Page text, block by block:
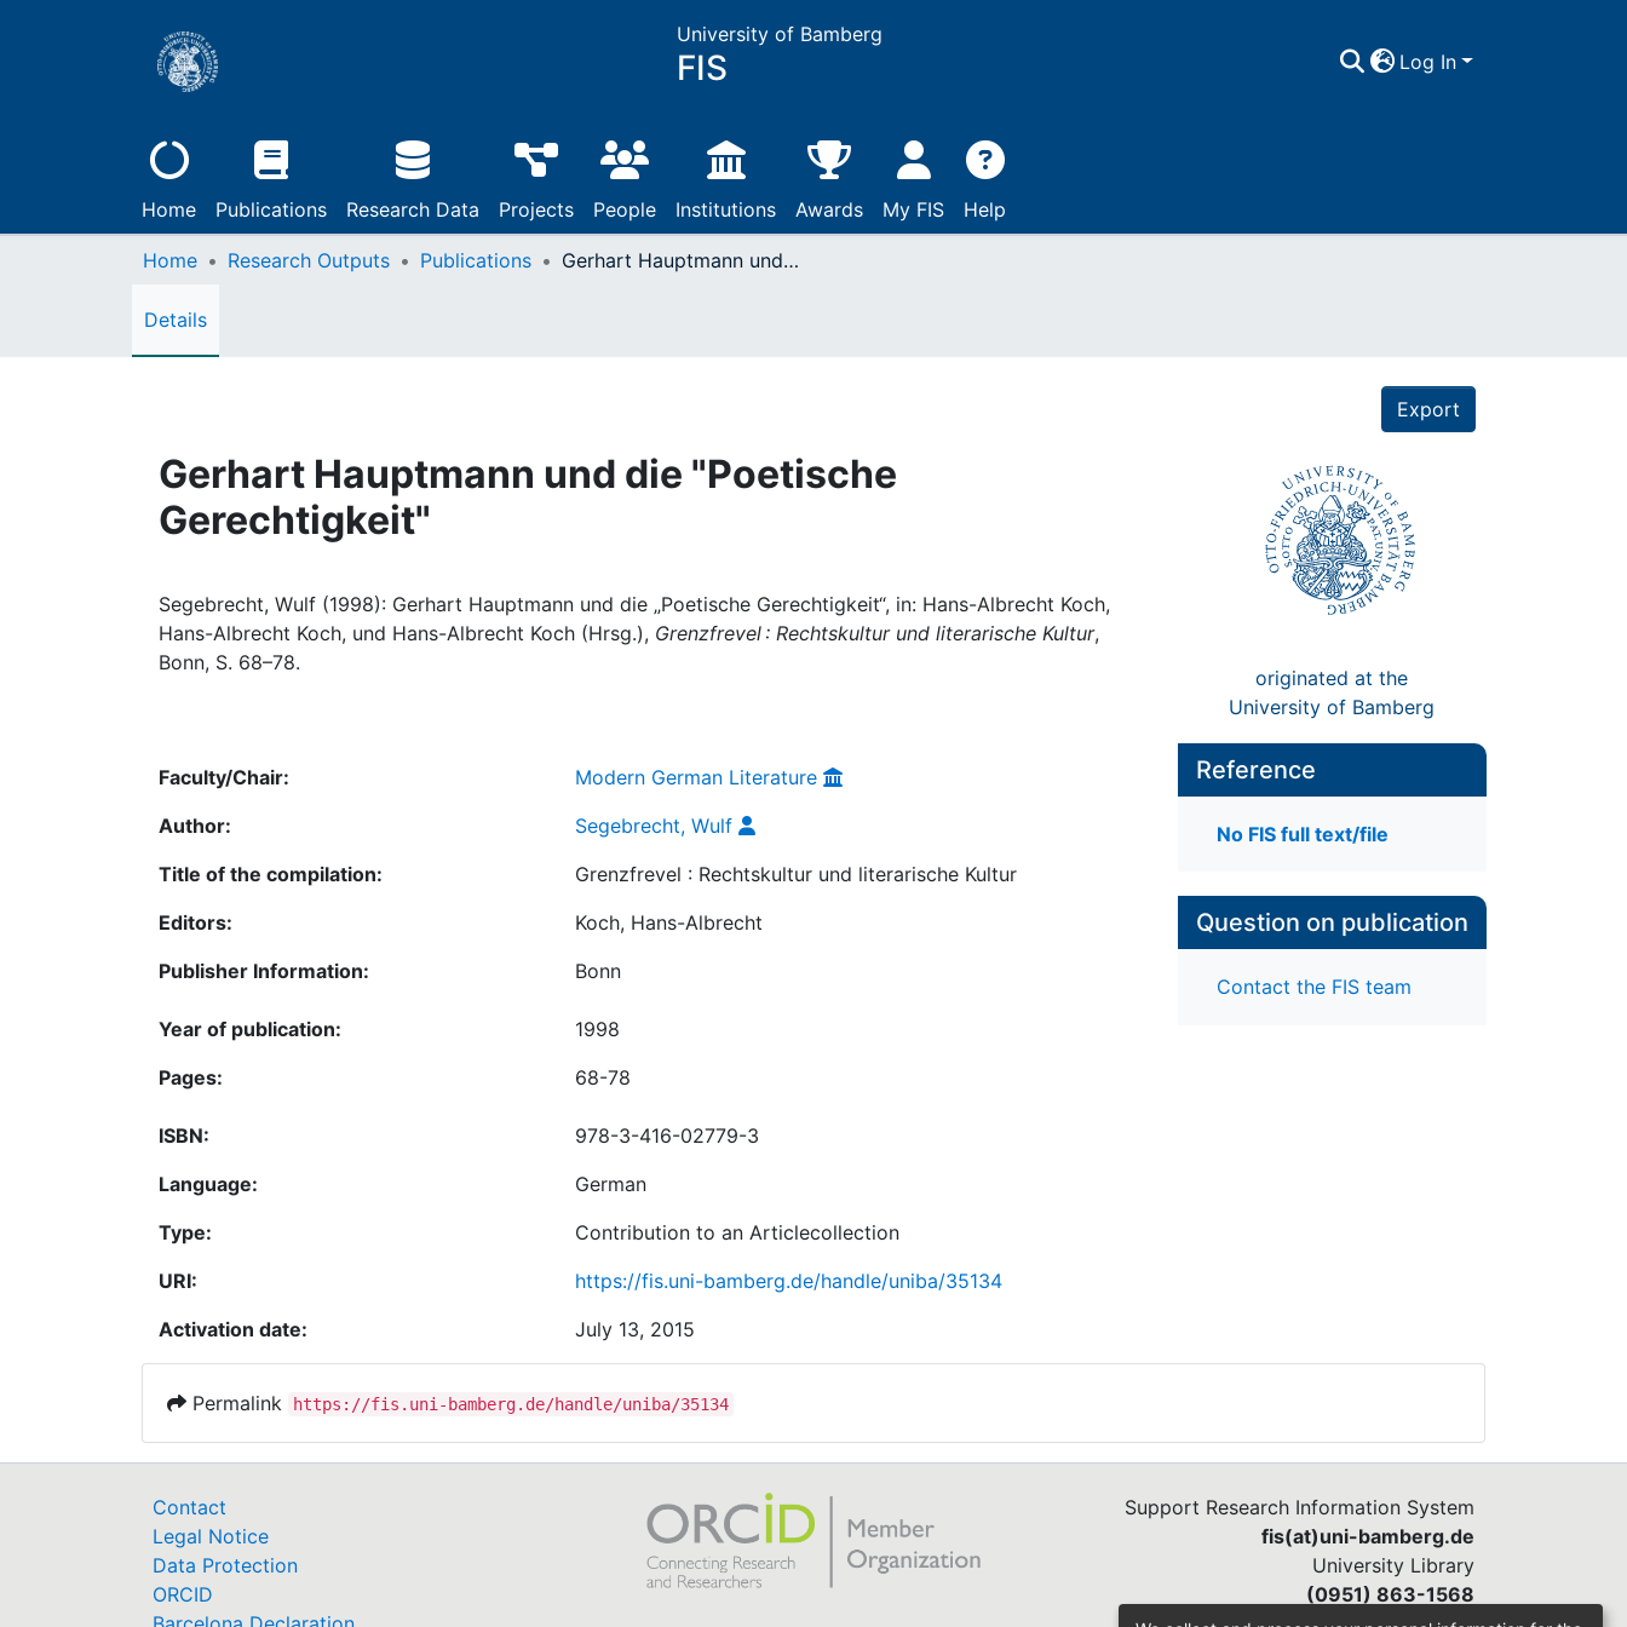
University of Bamberg
FIS Log In
Home Publications Research Data Projects People Institutions Awards My FIS Help
Home Research Outputs Publications Gerhart Hauptmann und die "Poetische Gerechtigkeit"
Details
Export
Gerhart Hauptmann und die "Poetische
Gerechtigkeit"
Segebrecht, Wulf (1998): Gerhart Hauptmann und die „Poetische Gerechtigkeit“, in: Hans-Albrecht Koch,
Hans-Albrecht Koch, und Hans-Albrecht Koch (Hrsg.), Grenzfrevel : Rechtskultur und literarische Kultur,
Bonn, S. 68–78.
originated at the
University of Bamberg
Faculty/Chair:
Modern German Literature
Author:
Segebrecht, Wulf
Title of the compilation:
Grenzfrevel : Rechtskultur und literarische Kultur
Editors:
Koch, Hans-Albrecht
Publisher Information:
Bonn
Year of publication:
1998
Pages:
68-78
ISBN:
978-3-416-02779-3
Language:
German
Type:
Contribution to an Articlecollection
URI:
https://fis.uni-bamberg.de/handle/uniba/35134
Activation date:
July 13, 2015
Reference
No FIS full text/file
Question on publication
Contact the FIS team
Permalink https://fis.uni-bamberg.de/handle/uniba/35134
Contact
Legal Notice
Data Protection
ORCID
Support Research Information System
fis(at)uni-bamberg.de
University Library
(0951) 863-1568